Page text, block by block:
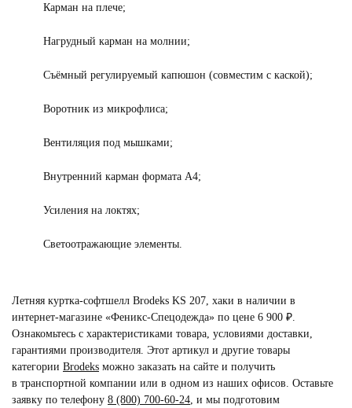
Карман на плече;
Нагрудный карман на молнии;
Съёмный регулируемый капюшон (совместим с каской);
Воротник из микрофлиса;
Вентиляция под мышками;
Внутренний карман формата А4;
Усиления на локтях;
Светоотражающие элементы.
Летняя куртка-софтшелл Brodeks KS 207, хаки в наличии в
интернет-магазине «Феникс-Спецодежда» по цене 6 900 ₽.
Ознакомьтесь с характеристиками товара, условиями доставки,
гарантиями производителя. Этот артикул и другие товары
категории Brodeks можно заказать на сайте и получить
в транспортной компании или в одном из наших офисов. Оставьте
заявку по телефону 8 (800) 700-60-24 и мы подготовим